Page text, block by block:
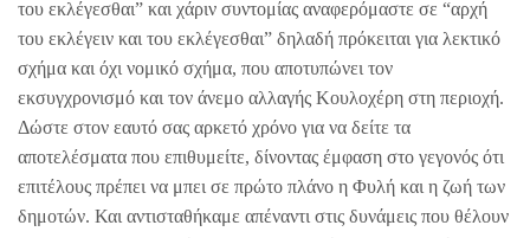
του εκλέγεσθαι” και χάριν συντομίας αναφερόμαστε σε “αρχή
του εκλέγειν και του εκλέγεσθαι” δηλαδή πρόκειται για λεκτικό
σχήμα και όχι νομικό σχήμα, που αποτυπώνει τον
εκσυγχρονισμό και τον άνεμο αλλαγής Κουλοχέρη στη περιοχή.
Δώστε στον εαυτό σας αρκετό χρόνο για να δείτε τα
αποτελέσματα που επιθυμείτε, δίνοντας έμφαση στο γεγονός ότι
επιτέλους πρέπει να μπει σε πρώτο πλάνο η Φυλή και η ζωή των
δημοτών. Και αντισταθήκαμε απέναντι στις δυνάμεις που θέλουν